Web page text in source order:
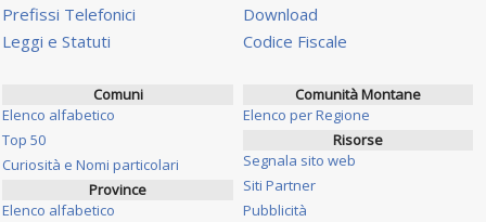
Prefissi Telefonici
Leggi e Statuti
Download
Codice Fiscale
Comuni
Elenco alfabetico
Top 50
Curiosità e Nomi particolari
Province
Elenco alfabetico
Comunità Montane
Elenco per Regione
Risorse
Segnala sito web
Siti Partner
Pubblicità